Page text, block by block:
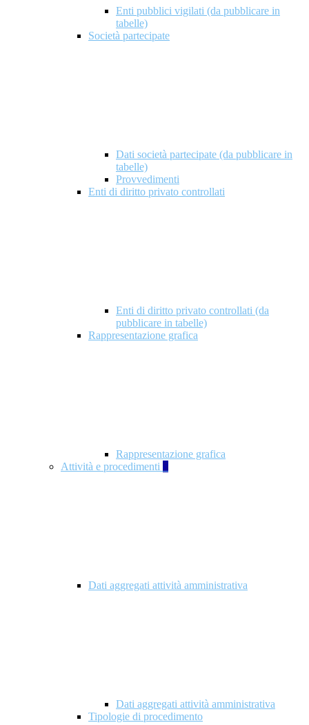
Enti pubblici vigilati (da pubblicare in
tabelle)
Società partecipate
Dati società partecipate (da pubblicare in
tabelle)
Provvedimenti
Enti di diritto privato controllati
Enti di diritto privato controllati (da
pubblicare in tabelle)
Rappresentazione grafica
Rappresentazione grafica
Attività e procedimenti 5
Dati aggregati attività amministrativa
Dati aggregati attività amministrativa
Tipologie di procedimento